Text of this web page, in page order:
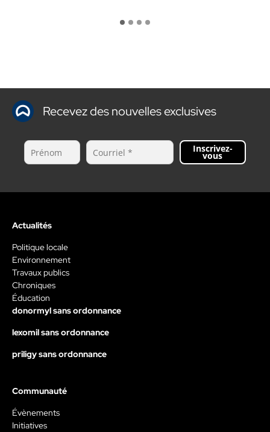
Recevez des nouvelles exclusives
Inscrivez-
vous
Actualités
Politique locale
Environnement
Travaux publics
Chroniques
Éducation
donormyl sans ordonnance
lexomil sans ordonnance
priligy sans ordonnance
Communauté
Évènements
Initiatives